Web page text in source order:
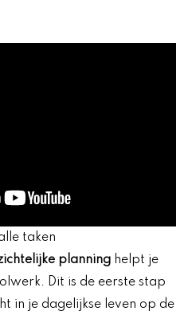
taken
planning helpt je
Dit is de eerste stap
in je dagelijkse leven op de